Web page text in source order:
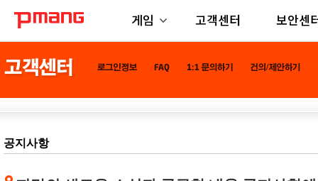
게임 고객센터 보안센
공지사항